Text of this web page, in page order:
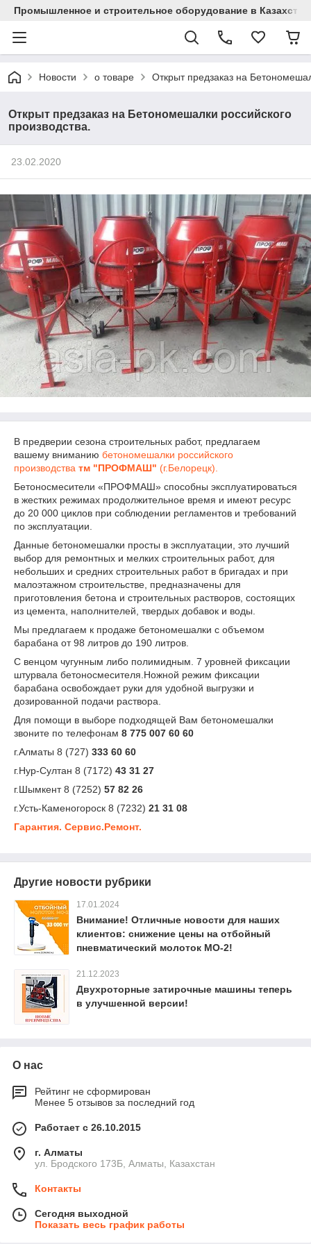
Промышленное и строительное оборудование в
Новости о товаре Открыт предзаказ на
Открыт предзаказ на Бетономешалки российского
производства.
23.02.2020
В предверии сезона строительных работ, предлагаем
вашему вниманию бетономешалки российского
производства тм "ПРОФМАШ" (г.Белорецк).
Бетоносмесители «ПРОФМАШ» способны эксплуатироваться
в жестких режимах продолжительное время и имеют ресурс
до 20 000 циклов при соблюдении регламентов и требований
по эксплуатации.
Данные бетономешалки просты в эксплуатации, это лучший
выбор для ремонтных и мелких строительных работ, для
небольших и средних строительных работ в бригадах и при
малоэтажном строительстве, предназначены для
приготовления бетона и строительных растворов, состоящих
из цемента, наполнителей, твердых добавок и воды.
Мы предлагаем к продаже бетономешалки с объемом
барабана от 98 литров до 190 литров.
С венцом чугунным либо полимидным. 7 уровней фиксации
штурвала бетоносмесителя. Ножной режим фиксации
барабана освобождает руки для удобной выгрузки и
дозированной подачи раствора.
Для помощи в выборе подходящей Вам бетономешалки
звоните по телефонам 8 775 007 60 60
г.Алматы 8 (727) 333 60 60
г.Нур-Султан 8 (7172) 43 31 27
г.Шымкент 8 (7252) 57 82 26
г.Усть-Каменогороск 8 (7232) 21 31 08
Гарантия. Сервис.Ремонт.
Другие новости рубрики
17.01.2024
Внимание! Отличные новости для наших
клиентов: снижение цены на отбойный
пневматический молоток МО-2!
21.12.2023
Двухроторные затирочные машины теперь
в улучшенной версии!
О нас
Рейтинг не сформирован
Менее 5 отзывов за последний год
Работает с 26.10.2015
г. Алматы
ул. Бродского 173Б, Алматы, Казахстан
Контакты
Сегодня выходной
Показать весь график работы